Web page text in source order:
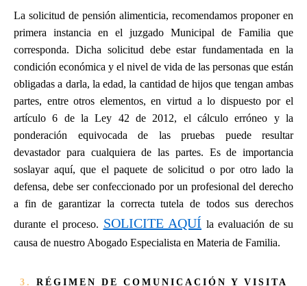
La solicitud de pensión alimenticia, recomendamos proponer en
primera instancia en el juzgado Municipal de Familia que
corresponda. Dicha solicitud debe estar fundamentada en la
condición económica y el nivel de vida de las personas que están
obligadas a darla, la edad, la cantidad de hijos que tengan ambas
partes, entre otros elementos, en virtud a lo dispuesto por el
artículo 6 de la Ley 42 de 2012, el cálculo erróneo y la
ponderación equivocada de las pruebas puede resultar
devastador para cualquiera de las partes. Es de importancia
soslayar aquí, que el paquete de solicitud o por otro lado la
defensa, debe ser confeccionado por un profesional del derecho
a fin de garantizar la correcta tutela de todos sus derechos
durante el proceso. SOLICITE AQUÍ la evaluación de su
causa de nuestro Abogado Especialista en Materia de Familia.
3. RÉGIMEN DE COMUNICACIÓN Y VISITA